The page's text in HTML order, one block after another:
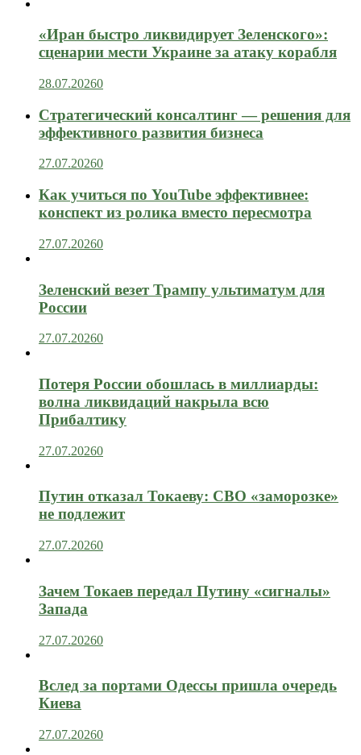
«Иран быстро ликвидирует Зеленского»:
сценарии мести Украине за атаку корабля
28.07.20260
Стратегический консалтинг — решения для
эффективного развития бизнеса
27.07.20260
Как учиться по YouTube эффективнее:
конспект из ролика вместо пересмотра
27.07.20260
Зеленский везет Трампу ультиматум для
России
27.07.20260
Потеря России обошлась в миллиарды:
волна ликвидаций накрыла всю
Прибалтику
27.07.20260
Путин отказал Токаеву: СВО «заморозке»
не подлежит
27.07.20260
Зачем Токаев передал Путину «сигналы»
Запада
27.07.20260
Вслед за портами Одессы пришла очередь
Киева
27.07.20260